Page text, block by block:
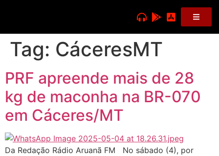
Tag: CáceresMT
PRF apreende mais de 28
kg de maconha na BR-070
em Cáceres/MT
Da Redação Rádio Aruanã FM No sábado (4), por